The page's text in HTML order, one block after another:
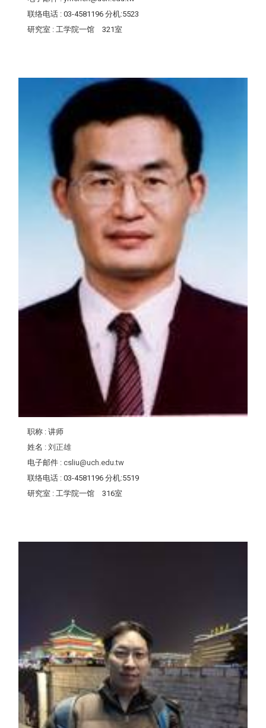
联络电话 : 03-4581196 分机:5523
研究室 : 工学院一馆 321室
职称 : 讲师
姓名 : 刘正雄
电子邮件 : csliu@uch.edu.tw
联络电话 : 03-4581196 分机:5519
研究室 : 工学院一馆 316室